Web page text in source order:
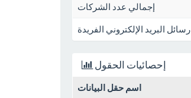
إجمالي عدد الشركات
رسائل البريد الإلكتروني الفريدة
إحصائيات الحقول
اسم حقل البيانات